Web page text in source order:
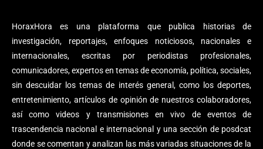
HoraxHora es una plataforma que publica historias de
investigación, reportajes, enfoques noticiosos, nacionales e
internacionales, escritas por periodistas profesionales,
comunicadores, expertos en temas de economía, política, sociales,
sin descuidar los temas de interés general, como los deportes,
entretenimiento, artículos de opinión de nuestros colaboradores,
así como videos y transmisiones en vivo de eventos de
trascendencia nacional e internacional y una sección de posdcat
donde se comentan y analizan las más variadas situaciones de la